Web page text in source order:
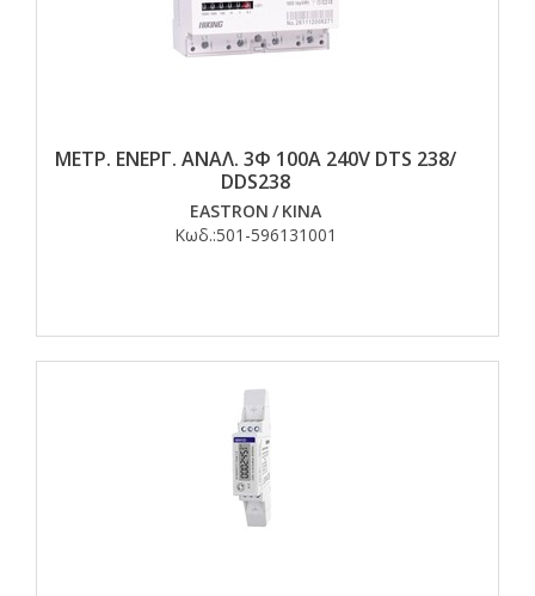
ΜΕΤΡ. ΕΝΕΡΓ. ΑΝΑΛ. 3Φ 100Α 240V DTS 238/
DDS238
EASTRON / ΚΙΝΑ
Κωδ.:501-596131001